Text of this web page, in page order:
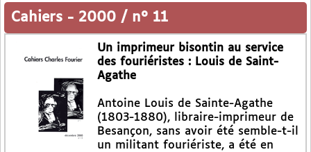
Cahiers - 2000 / n° 11
Un imprimeur bisontin au service
des fouriéristes : Louis de Saint-
Agathe
Antoine Louis de Sainte-Agathe
(1803-1880), libraire-imprimeur de
Besançon, sans avoir été semble-t-il
un militant fouriériste, a été en